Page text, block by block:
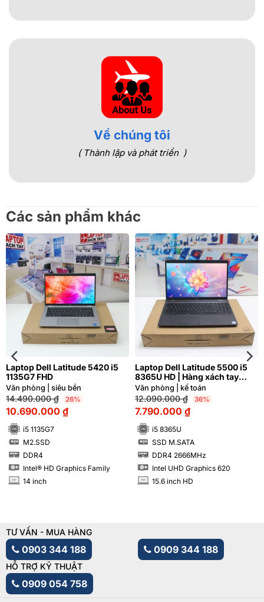
Về chúng tôi
( Thành lập và phát triển )
Các sản phẩm khác
Laptop Dell Latitude 5420 i5
1135G7 FHD
Văn phòng | siêu bền
14.490.000₫ 26%
10.690.000 ₫
i5 1135G7
SSD M2.SSD
DDR4
Intel® HD Graphics Family
INCH 14 inch
Laptop Dell Latitude 5500 i5
8365U HD | Hàng xách tay
97%
Văn phòng | kế toán
12.090.000₫ 36%
7.790.000 ₫
i5 8365U
SSD SSD M.SATA
DDR4 2666MHz
Intel UHD Graphics 620
INCH 15.6 inch HD
TƯ VẤN - MUA HÀNG
0903 344 188 0909 344 188
HỖ TRỢ KỸ THUẬT
0909 054 758